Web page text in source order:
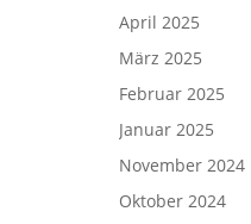
April 2025
März 2025
Februar 2025
Januar 2025
November 2024
Oktober 2024